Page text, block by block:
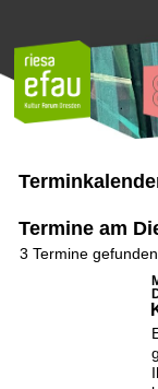
Termine am
3 Termine gefunden